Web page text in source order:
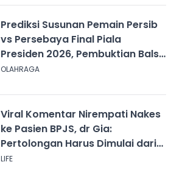
Prediksi Susunan Pemain Persib
vs Persebaya Final Piala
Presiden 2026, Pembuktian Balsa
Sekulic!
OLAHRAGA
Viral Komentar Nirempati Nakes
ke Pasien BPJS, dr Gia:
Pertolongan Harus Dimulai dari
Rasa Kemanusiaan
LIFE